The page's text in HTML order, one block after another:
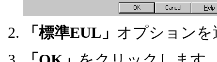
「標準EUL」 オプション